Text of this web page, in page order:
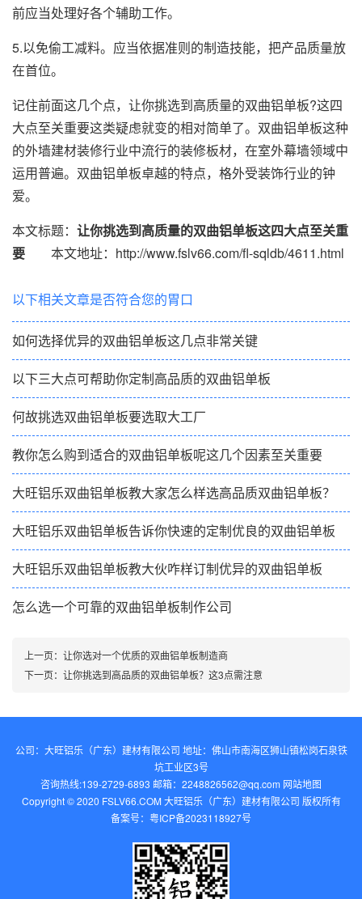
前应当处理好各个辅助工作。
5.以免偷工减料。应当依据准则的制造技能，把产品质量放
在首位。
记住前面这几个点，让你挑选到高质量的双曲铝单板?这四
大点至关重要这类疑虑就变的相对简单了。双曲铝单板这种
的外墙建材装修行业中流行的装修板材，在室外幕墙领域中
运用普遍。双曲铝单板卓越的特点，格外受装饰行业的钟
爱。
本文标题： 让你挑选到高质量的双曲铝单板这四大点至关重
要 本文地址：http://www.fslv66.com/fl-sqldb/4611.html
以下相关文章是否符合您的胃口
如何选择优异的双曲铝单板这几点非常关键
以下三大点可帮助你定制高品质的双曲铝单板
何故挑选双曲铝单板要选取大工厂
教你怎么购到适合的双曲铝单板呢这几个因素至关重要
大旺铝乐双曲铝单板教大家怎么样选高品质双曲铝单板？
大旺铝乐双曲铝单板告诉你快速的定制优良的双曲铝单板
大旺铝乐双曲铝单板教大伙咋样订制优异的双曲铝单板
怎么选一个可靠的双曲铝单板制作公司
上一页： 让你选对一个优质的双曲铝单板制造商
下一页： 让你挑选到高品质的双曲铝单板？这3点需注意
公司：大旺铝乐（广东）建材有限公司 地址：佛山市南海区狮山镇松岗石泉铁
坑工业区3号
咨询热线:139-2729-6893 邮箱：2248826562@qq.com‬ 网站地图
Copyright © 2020 FSLV66.COM 大旺铝乐（广东）建材有限公司 版权所有
备案号： 粤ICP备2023118927号